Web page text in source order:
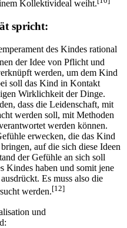
Kollektivideal weiht.
spricht:
des Kindes rational
der Idee von Pflicht und
werden, um dem Kind
soll das Kind in Kontakt
Wirklichkeit der Dinge.
dass die Leidenschaft, mit
werden soll, mit Methoden
werden können.
erwecken, die das Kind
auf die sich diese Ideen
der Gefühle an sich soll
Kindes haben und somit jene
Es muss also die
werden.[12]
und